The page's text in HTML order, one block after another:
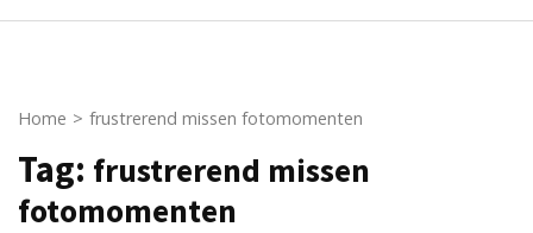
Home > frustrerend missen fotomomenten
Tag: frustrerend missen
fotomomenten